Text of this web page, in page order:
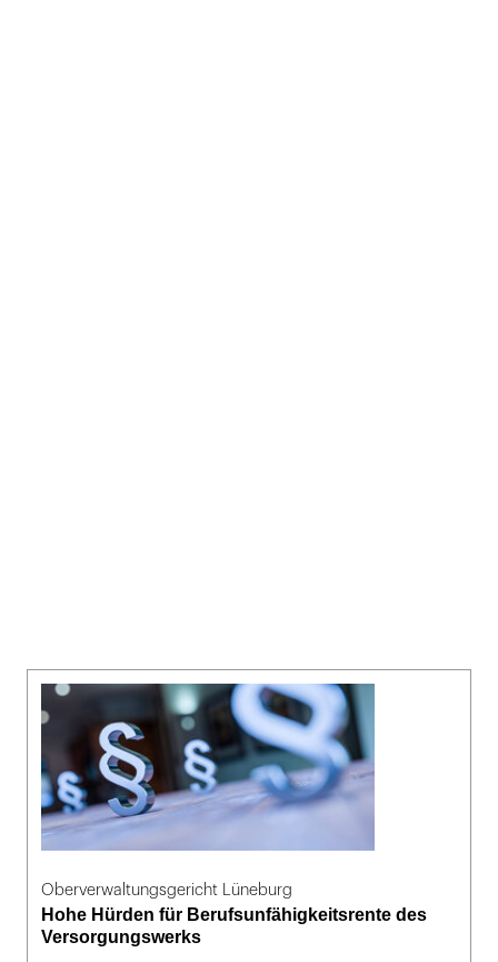
Oberverwaltungsgericht Lüneburg
Hohe Hürden für Berufsunfähigkeitsrente des
Versorgungswerks